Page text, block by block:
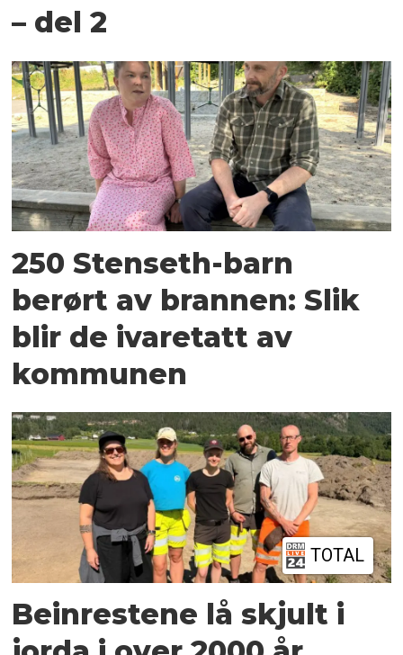
– del 2
250 Stenseth-barn
berørt av brannen: Slik
blir de ivaretatt av
kommunen
TOTAL
Beinrestene lå skjult i